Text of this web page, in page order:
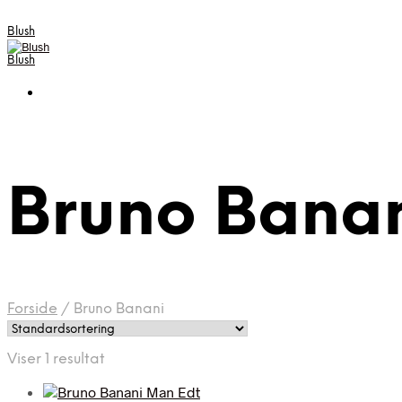
Blush
Blush
Bruno
Forside / Bruno Banani
Viser 1 resultat